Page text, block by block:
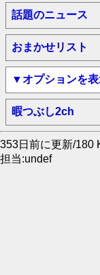
話題のニュース
おまかせリスト
▼オプションを
暇つぶし2ch
353日前に更新/180
担当:undef